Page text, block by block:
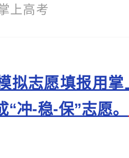
上高考
拟志愿填报用
冲-稳-保”志愿。